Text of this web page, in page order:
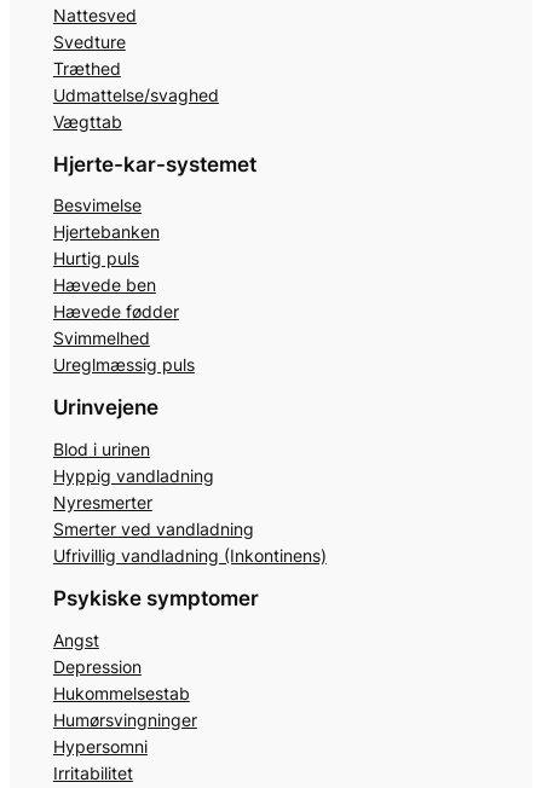
Nattesved
Svedture
Træthed
Udmattelse/svaghed
Vægttab
Hjerte-kar-systemet
Besvimelse
Hjertebanken
Hurtig puls
Hævede ben
Hævede fødder
Svimmelhed
Ureglmæssig puls
Urinvejene
Blod i urinen
Hyppig vandladning
Nyresmerter
Smerter ved vandladning
Ufrivillig vandladning (Inkontinens)
Psykiske symptomer
Angst
Depression
Hukommelsestab
Humørsvingninger
Hypersomni
Irritabilitet